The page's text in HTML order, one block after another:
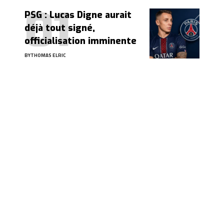
PSG : Lucas Digne aurait
déjà tout signé,
officialisation imminente
BYTHOMAS ELRIC